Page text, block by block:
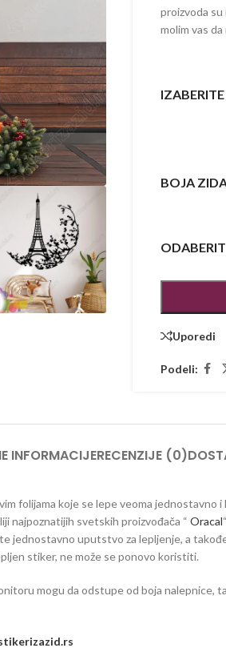
proizvoda
molim vas da
BOJA
Uporedi
Podeli:
INFORMACIJERECENZIJE (0)
folijama koje se lepe veoma jednostavno
najpoznatijih svetskih proizvođača “ Oracal
jednostavno uputstvo za lepljenje, a
stiker, ne može se ponovo koristiti.
mogu da odstupe od boja nalepnice,